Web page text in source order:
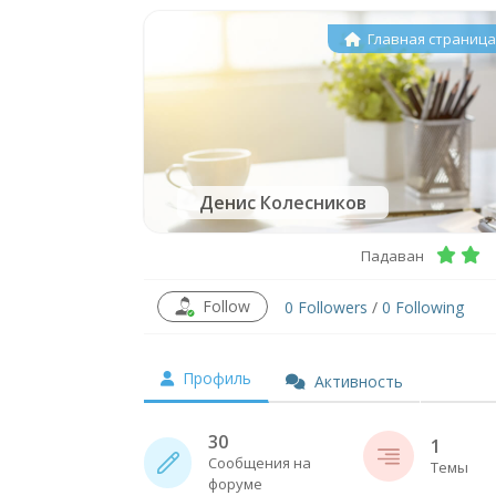
Денис Колесников
Главная
Падаван
Follow 0 Followers / 0 Following
Профиль Активность
30
Сообщения на
форуме
1
Темы